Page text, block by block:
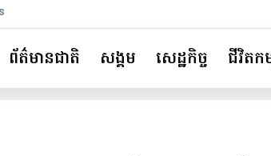
ព័ត៌មានជាតិ សង្គម សេដ្ឋកិច្ច ជីវិតកម្